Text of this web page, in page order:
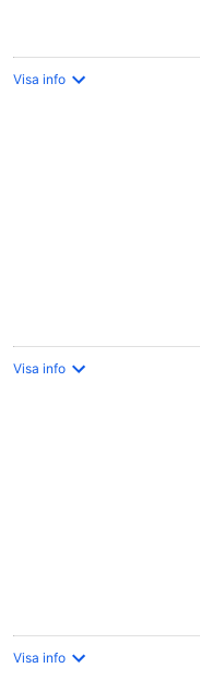
Visa info
Visa info
Visa info